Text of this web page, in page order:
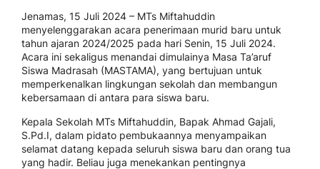
Jenamas, 15 Juli 2024 – MTs Miftahuddin
menyelenggarakan acara penerimaan murid baru untuk
tahun ajaran 2024/2025 pada hari Senin, 15 Juli 2024.
Acara ini sekaligus menandai dimulainya Masa Ta’aruf
Siswa Madrasah (MASTAMA), yang bertujuan untuk
memperkenalkan lingkungan sekolah dan membangun
kebersamaan di antara para siswa baru.
Kepala Sekolah MTs Miftahuddin, Bapak Ahmad Gajali,
S.Pd.I, dalam pidato pembukaannya menyampaikan
selamat datang kepada seluruh siswa baru dan orang tua
yang hadir. Beliau juga menekankan pentingnya